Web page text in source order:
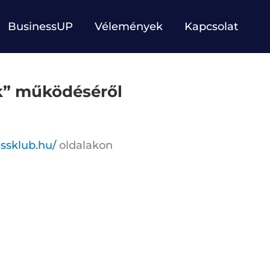
BusinessUP Vélemények Kapcsolat
működéséről
oldalakon